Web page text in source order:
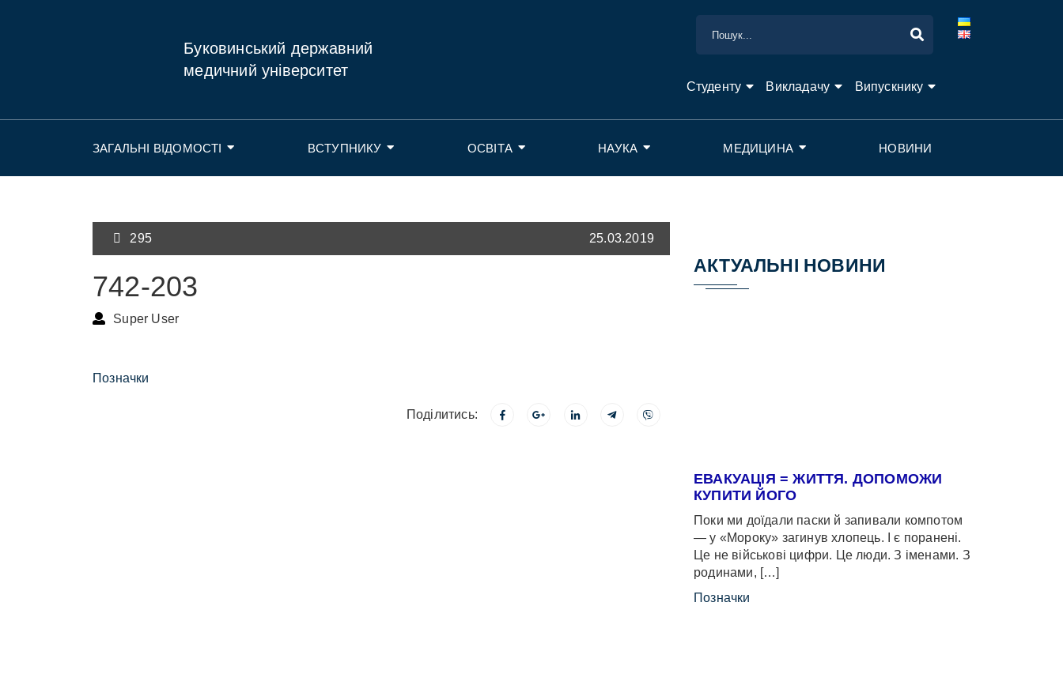
Буковинський державний
медичний університет
Студенту Викладачу Випускнику
ЗАГАЛЬНІ ВІДОМОСТІ ВСТУПНИКУ ОСВІТА НАУКА МЕДИЦИНА НОВИНИ
295 25.03.2019
742-203
Super User
Позначки
Поділитись:
АКТУАЛЬНІ НОВИНИ
ЕВАКУАЦІЯ = ЖИТТЯ. ДОПОМОЖИ
КУПИТИ ЙОГО
Поки ми доїдали паски й запивали компотом
— у «Мороку» загинув хлопець. І є поранені.
Це не військові цифри. Це люди. З іменами. З
родинами, […]
Позначки